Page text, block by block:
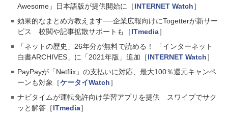
Awesome」日本語版が提供開始に［INTERNET Watch］
効果的なまとめ方教えます──企業広報向けにTogetterが新サー
ビス 校閲や記事拡散サポートも［ITmedia］
「ネットの歴史」26年分が無料で読める！ 「インターネット
白書ARCHIVES」に「2021年版」追加［INTERNET Watch］
PayPayが「Netflix」の支払いに対応、最大100％還元キャンペ
ーンも対象［ケータイWatch］
ナビタイムが運転免許向け学習アプリを提供 スワイプでサク
ッと解答［ITmedia］